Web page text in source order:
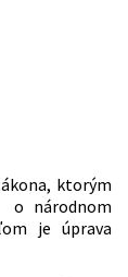
ktorým
o národnom
je úprava